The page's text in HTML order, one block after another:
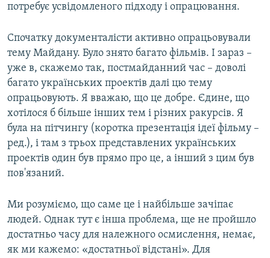
потребує усвідомленого підходу і опрацювання.
Спочатку документалісти активно опрацьовували
тему Майдану. Було знято багато фільмів. І зараз –
уже в, скажемо так, постмайданний час – доволі
багато українських проектів далі цю тему
опрацьовують. Я вважаю, що це добре. Єдине, що
хотілося б більше інших тем і різних ракурсів. Я
була на пітчингу (коротка презентація ідеї фільму –
ред.), і там з трьох представлених українських
проектів один був прямо про це, а інший з цим був
пов'язаний.
Ми розуміємо, що саме це і найбільше зачіпає
людей. Однак тут є інша проблема, ще не пройшло
достатньо часу для належного осмислення, немає,
як ми кажемо: «достатньої відстані». Для